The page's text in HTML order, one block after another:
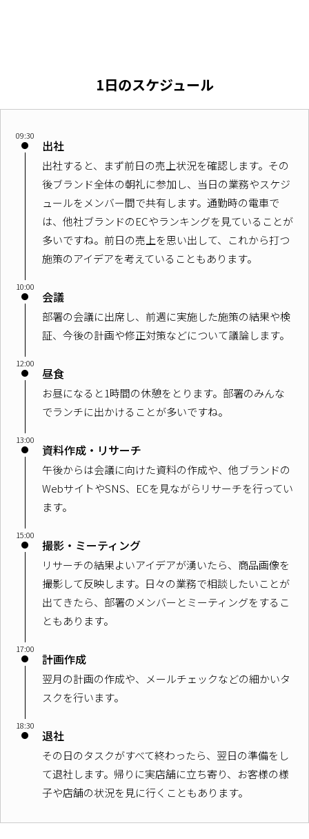
1日のスケジュール
09:30
出社
出社すると、まず前日の売上状況を確認します。その
後ブランド全体の朝礼に参加し、当日の業務やスケジ
ュールをメンバー間で共有します。通勤時の電車で
は、他社ブランドのECやランキングを見ていることが
多いですね。前日の売上を思い出して、これから打つ
施策のアイデアを考えていることもあります。
10:00
会議
部署の会議に出席し、前週に実施した施策の結果や検
証、今後の計画や修正対策などについて議論します。
12:00
昼食
お昼になると1時間の休憩をとります。部署のみんな
でランチに出かけることが多いですね。
13:00
資料作成・リサーチ
午後からは会議に向けた資料の作成や、他ブランドの
WebサイトやSNS、ECを見ながらリサーチを行ってい
ます。
15:00
撮影・ミーティング
リサーチの結果よいアイデアが湧いたら、商品画像を
撮影して反映します。日々の業務で相談したいことが
出てきたら、部署のメンバーとミーティングをするこ
ともあります。
17:00
計画作成
翌月の計画の作成や、メールチェックなどの細かいタ
スクを行います。
18:30
退社
その日のタスクがすべて終わったら、翌日の準備をし
て退社します。帰りに実店舗に立ち寄り、お客様の様
子や店舗の状況を見に行くこともあります。